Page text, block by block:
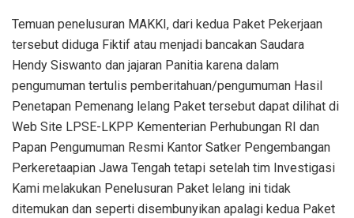
Temuan penelusuran MAKKI, dari kedua Paket Pekerjaan
tersebut diduga Fiktif atau menjadi bancakan Saudara
Hendy Siswanto dan jajaran Panitia karena dalam
pengumuman tertulis pemberitahuan/pengumuman Hasil
Penetapan Pemenang lelang Paket tersebut dapat dilihat di
Web Site LPSE-LKPP Kementerian Perhubungan RI dan
Papan Pengumuman Resmi Kantor Satker Pengembangan
Perkeretaapian Jawa Tengah tetapi setelah tim Investigasi
Kami melakukan Penelusuran Paket lelang ini tidak
ditemukan dan seperti disembunyikan apalagi kedua Paket